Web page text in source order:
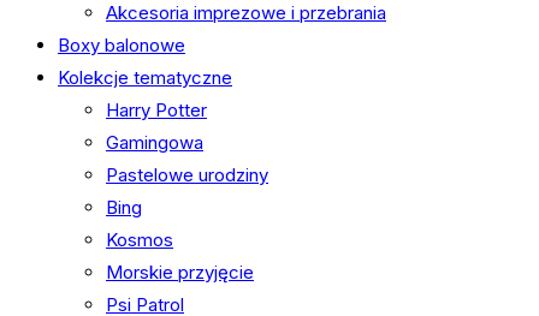
Akcesoria imprezowe i przebrania
Boxy balonowe
Kolekcje tematyczne
Harry Potter
Gamingowa
Pastelowe urodziny
Bing
Kosmos
Morskie przyjęcie
Psi Patrol